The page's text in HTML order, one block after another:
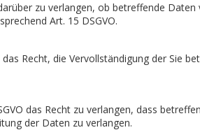
zu verlangen, ob betreffende
Art. 15 DSGVO.
das Recht, die Vervollständigung der Sie
das Recht zu verlangen, dass
der Daten zu verlangen.